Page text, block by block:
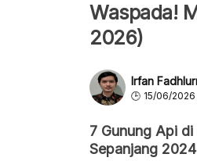
Waspada!
2026)
Irfan
15/06/2026
7 Gunung Api
Sepanjang 2024